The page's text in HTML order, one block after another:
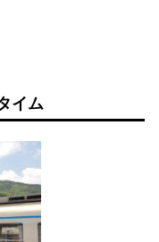
イム